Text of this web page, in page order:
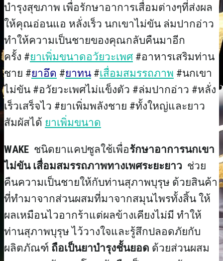
บำรุงสุขภาพ เพื่อรักษาอาการเสื่อมต่างๆที่ส่งผล
ให้คุณอ่อนแอ หลั่งเร็ว นกเขาไม่ขัน ล่มปากอ่าว
ทำให้ความเป็นชายของคุณกลับคืนมาอีก
ครั้ง #ยาเพิ่มขนาดอวัยวะเพศ #อาหารเสริมท่าน
ชาย #ยาอึด #ยาทน #เสื่อมสมรรถภาพ #นกเขา
ไม่ขัน #อวัยวะเพศไม่แข็งตัว #ล่มปากอ่าว #หลั่ง
เร็วเสร็จไว #ยาเพิ่มพลังชาย #ทั้งใหญ่และยาว
สัมผัสได้ ยาเพิ่มขนาด
WAKE ชนิดยาแคปซูลใช้เพื่อรักษาอาการนกเขา
ไม่ขัน เสื่อมสมรรถภาพทางเพศระยะยาว ช่วย
คืนความเป็นชายให้กับท่านสุภาพบุรุษ ด้วยสินค้า
ที่ทำมาจากส่วนผสมที่มาจากสมุนไพรทั้งสิ้น ให้
ผลเหมือนไวอากร้าแต่ผลข้างเคียงไม่มี ทำให้
ท่านสุภาพบุรุษ ไว้วางใจและรู้สึกปลอดภัยกับ
ผลิตภัณฑ์ ถือเป็นยาบำรุงชั้นยอด ด้วยส่วนผสม